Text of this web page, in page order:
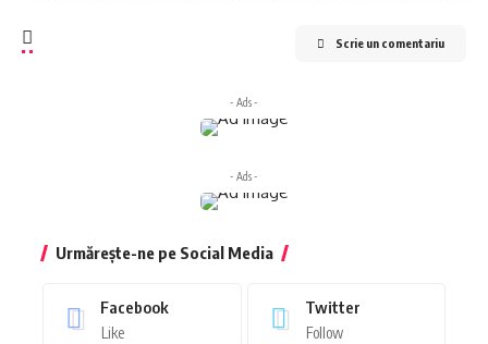
Scrie un comentariu
- Ads -
- Ads -
Urmărește-ne pe Social Media
Facebook
Like
Twitter
Follow